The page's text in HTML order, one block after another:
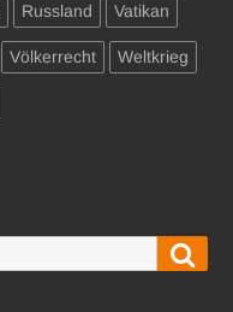
Russland Vatikan
Völkerrecht Weltkrieg